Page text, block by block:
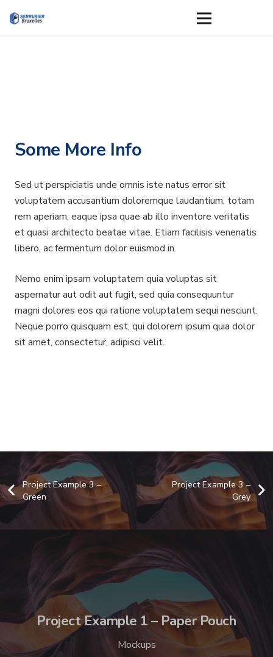
Some More Info
Sed ut perspiciatis unde omnis iste natus error sit
voluptatem accusantium doloremque laudantium, totam
rem aperiam, eaque ipsa quae ab illo inventore veritatis
et quasi architecto beatae vitae. Etiam facilisis venenatis
libero, ac fermentum dolor euismod in.
Nemo enim ipsam voluptatem quia voluptas sit
aspernatur aut odit aut fugit, sed quia consequuntur
magni dolores eos qui ratione voluptatem sequi nesciunt.
Neque porro quisquam est, qui dolorem ipsum quia dolor
sit amet, consectetur, adipisci velit.
Project Example 3 –
Green
Project Example 3 –
Grey
Project Example 1 – Paper Pouch
Mockups